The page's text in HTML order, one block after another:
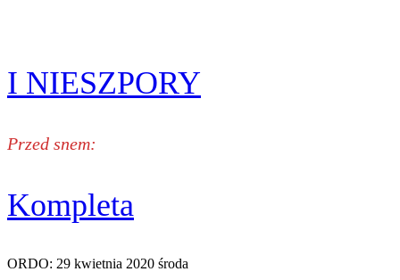
I NIESZPORY
Przed snem:
Kompleta
ORDO: 29 kwietnia 2020 środa